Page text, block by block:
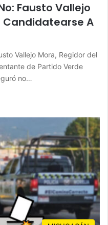
Fausto Vallejo
Candidatearse A
Vallejo Mora, Regidor del
de Partido Verde
no…